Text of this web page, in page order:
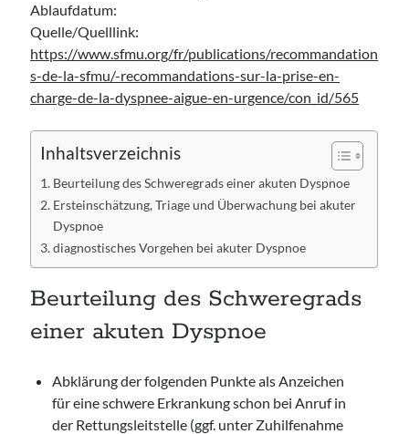
Ablaufdatum:
Quelle/Quelllink:
https://www.sfmu.org/fr/publications/recommandation
s-de-la-sfmu/-recommandations-sur-la-prise-en-
charge-de-la-dyspnee-aigue-en-urgence/con_id/565
Inhaltsverzeichnis
Beurteilung des Schweregrads einer akuten Dyspnoe
Ersteinschätzung, Triage und Überwachung bei akuter
Dyspnoe
diagnostisches Vorgehen bei akuter Dyspnoe
Beurteilung des Schweregrads
einer akuten Dyspnoe
Abklärung der folgenden Punkte als Anzeichen
für eine schwere Erkrankung schon bei Anruf in
der Rettungsleitstelle (ggf. unter Zuhilfenahme